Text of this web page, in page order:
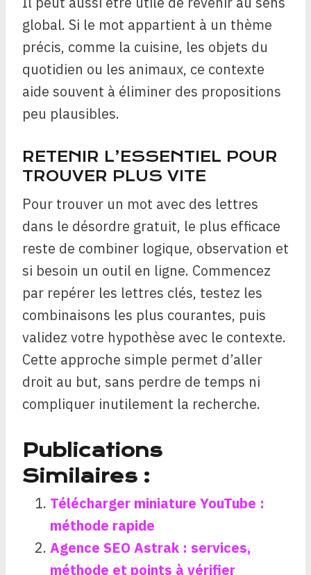
global. Si le mot appartient à un thème
précis, comme la cuisine, les objets du
quotidien ou les animaux, ce contexte
aide souvent à éliminer des propositions
peu plausibles.
RETENIR L’ESSENTIEL POUR
TROUVER PLUS VITE
Pour trouver un mot avec des lettres
dans le désordre gratuit, le plus efficace
reste de combiner logique, observation et
si besoin un outil en ligne. Commencez
par repérer les lettres clés, testez les
combinaisons les plus courantes, puis
validez votre hypothèse avec le contexte.
Cette approche simple permet d’aller
droit au but, sans perdre de temps ni
compliquer inutilement la recherche.
Publications
Similaires :
Télécharger miniature YouTube :
méthode rapide
Agence SEO Astrak : services,
méthode et points à vérifier